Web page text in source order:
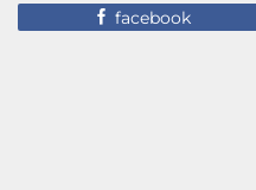
facebook